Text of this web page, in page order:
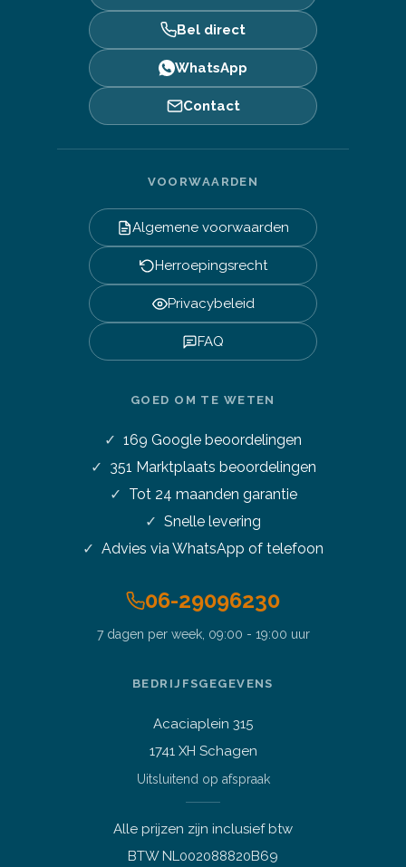
Bel direct
WhatsApp
Contact
VOORWAARDEN
Algemene voorwaarden
Herroepingsrecht
Privacybeleid
FAQ
GOED OM TE WETEN
169 Google beoordelingen
351 Marktplaats beoordelingen
Tot 24 maanden garantie
Snelle levering
Advies via WhatsApp of telefoon
06-29096230
7 dagen per week, 09:00 - 19:00 uur
BEDRIJFSGEGEVENS
Acaciaplein 315
1741 XH Schagen
Uitsluitend op afspraak
Alle prijzen zijn inclusief btw
BTW NL002088820B69
15,6 inch Lenovo L580 i5-8350U
Welk apparaat past bij mij?
Afhalen of bezichtigen
Verzending, status of afhalen